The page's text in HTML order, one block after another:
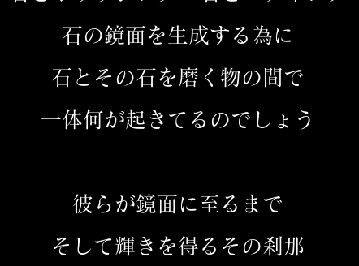
石の鏡面を生成する為に
石とその石を磨く物の間で
一体何が起きてるのでしょう
彼らが鏡面に至るまで
そして輝きを得るその刹那